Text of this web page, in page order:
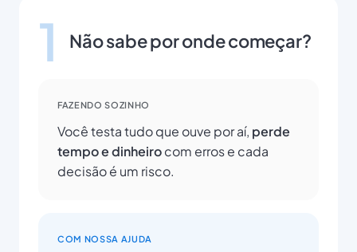
1 Não sabe por onde começar?
FAZENDO SOZINHO
Você testa tudo que ouve por aí, perde
tempo e dinheirocom erros e cada
decisão é um risco.
COM NOSSA AJUDA